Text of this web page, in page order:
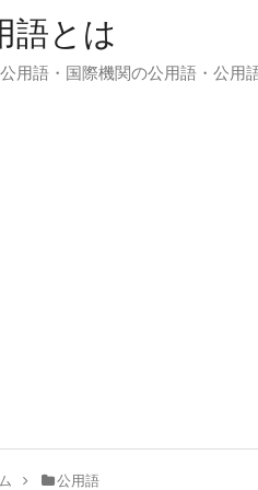
語とは
用語・国際機関の公用語・公用
公用語